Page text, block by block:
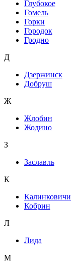
Глубокое
Гомель
Горки
Городок
Гродно
Д
Дзержинск
Добруш
Ж
Жлобин
Жодино
З
Заславль
К
Калинковичи
Кобрин
Л
Лида
М